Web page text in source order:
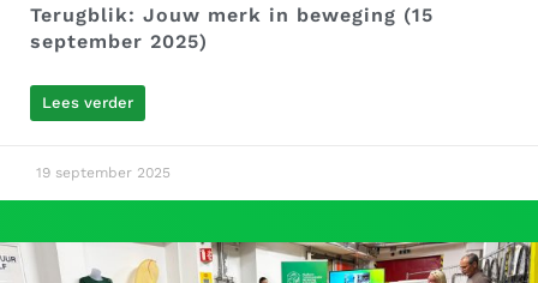
Terugblik: Jouw merk in beweging (15
september 2025)
Lees verder
19 september 2025